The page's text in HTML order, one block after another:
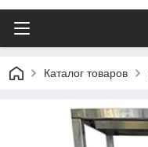
Каталог товаров